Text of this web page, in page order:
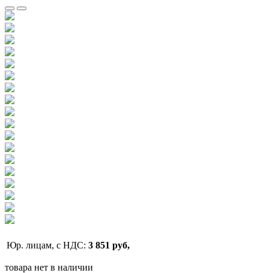
Юр. лицам, с НДС: 3 851 руб,
товара нет в наличии